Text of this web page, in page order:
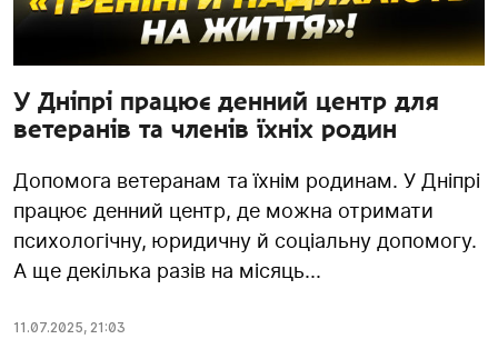
У Дніпрі працює денний центр для
ветеранів та членів їхніх родин
Допомога ветеранам та їхнім родинам. У Дніпрі
працює денний центр, де можна отримати
психологічну, юридичну й соціальну допомогу.
А ще декілька разів на місяць...
11.07.2025, 21:03